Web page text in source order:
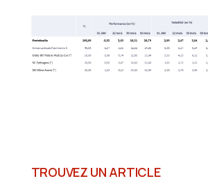
TROUVEZ UN ARTICLE